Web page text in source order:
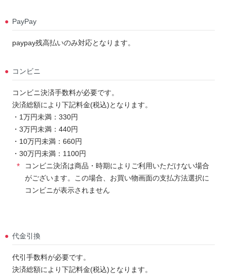
PayPay
paypay残高払いのみ対応となります。
コンビニ
コンビニ決済手数料が必要です。
決済総額により下記料金(税込)となります。
・1万円未満：330円
・3万円未満：440円
・10万円未満：660円
・30万円未満：1100円
コンビニ決済は商品・時期によりご利用いただけない場合
がございます。この場合、お買い物画面の支払方法選択に
コンビニが表示されません
代金引換
代引手数料が必要です。
決済総額により下記料金(税込)となります。